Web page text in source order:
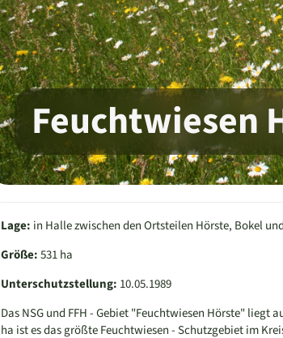
Feuchtwiesen
Lage: in Halle zwischen den Ortsteilen Hörste, Bokel
Größe: 531 ha
Unterschutzstellung: 10.05.1989
Das NSG und FFH - Gebiet "Feuchtwiesen Hörste" liegt
ha ist es das größte Feuchtwiesen - Schutzgebiet im